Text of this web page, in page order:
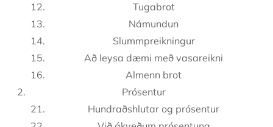
Tugabrot
Námundun
Slummpreikningur
Að leysa dæmi með vasareikni
Almenn brot
Prósentur
Hundraðshlutar og prósentur